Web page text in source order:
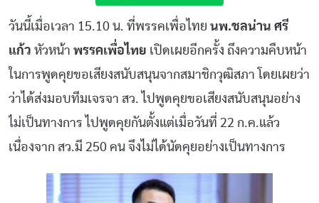
วันนี้เมื่อเวลา 15.10 น. ที่พรรคเพื่อไทย นพ.ชลน่าน ศรี
แก้ว หัวหน้า พรรคเพื่อไทย เปิดเผยอีกครั้ง ถึงความคืบหน้า
ในการพูดคุยขอเสียงสนับสนุนจากสมาชิกวุฒิสภา โดยเผยว่า
ว่าได้ส่งมอบทีมเจรจา สว. ไปพูดคุยขอเสียงสนับสนุนอย่าง
ไม่เป็นทางการ ไปพูดคุยกันตั้งแต่เมื่อวันที่ 22 ก.ค.แล้ว
เนื่องจาก สว.มี 250 คน จึงไม่ได้นัดคุยอย่างเป็นทางการ